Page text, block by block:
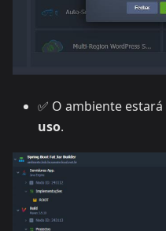
✅ O ambiente estará
uso.